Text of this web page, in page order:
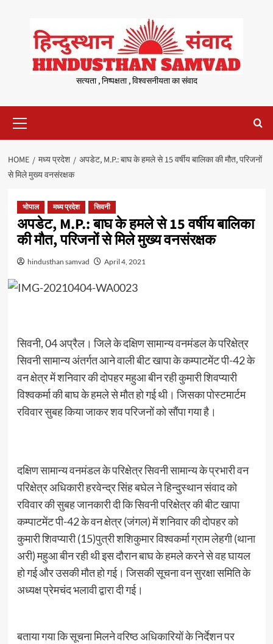
content
सत्यता , निष्पक्षता , विश्वसनीयता का संवाद
Menu
HOME मध्य प्रदेश
अपडेट, M.P.: बाघ के हमले से 15 वर्षीय बालिका की मौत, परिजनों
से मिले मुख्य वनसंरक्षक
भोपाल मध्य प्रदेश सिवनी
अपडेट, M.P.: बाघ के हमले से 15 वर्षीय बालिका
की मौत, परिजनों से मिले मुख्य वनसंरक्षक
hindusthan samvad April 4, 2021
सिवनी, 04 अप्रैल। जिले के दक्षिण सामान्य वनमंडल के परिक्षेत्र
सिवनी सामान्य अंतर्गत आने वाली बीट खापा के कम्पाटमेंट पी-42 के
वन क्षेत्र में शनिवार की दोपहर महुआ बीन रही कुमारी शिवप्यारी
विश्वकर्मा की बाघ के हमले से मौत हो गई थी। जिसका पोस्टमार्टम
रविवार सुबह किया जाकर शव परिजनों को सौंपा गया है।
दक्षिण सामान्य वनमंडल के परिक्षेत्र सिवनी सामान्य के प्रभारी वन
परिक्षेत्र अधिकारी हरवेन्द्र सिंह बघेल ने हिन्दुस्थान संवाद को
रविवार की सुबह जानकारी दी कि सिवनी परिक्षेत्र की बीट खापा
कम्पाटमेंट पी-42 के वन क्षेत्र (जंगल) में शनिवार की दोपहर को
कुमारी शिवप्यारी (15)पुत्री शशिकुमार विश्वकर्मा ग्राम लेहगी (थाना
अरी) महुआ बीन रही थी इस दौरान बाघ के हमले करने से वह घायल
हो गई और उसकी मौत हो गई। जिसकी सूचना वन सुरक्षा समिति के
अध्यक्ष प्रेमचंद भलावी द्वारा दी गई।
बताया गया कि सूचना मिलने वरिष्ठ अधिकारियों के निर्देशन पर